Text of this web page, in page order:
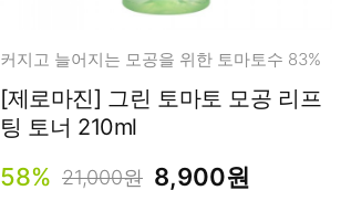
커지고 늘어지는 모공을 위한 토마토수 83%
[제로마진] 그린 토마토 모공 리프
팅 토너 210ml
58% 21,000원 8,900원